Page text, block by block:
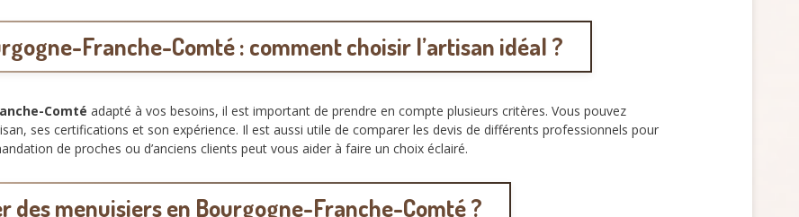
Franche-Comté : comment choisir l’artisan idéal ?
Comté adapté à vos besoins, il est important de prendre en compte plusieurs critères. Vous pouvez
ses certifications et son expérience. Il est aussi utile de comparer les devis de différents professionnels pour
de proches ou d’anciens clients peut vous aider à faire un choix éclairé.
des menuisiers en Bourgogne-Franche-Comté ?